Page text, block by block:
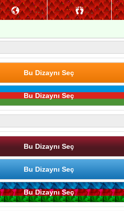
Bu Dizaynı Seç
Bu Dizaynı Seç
Bu Dizaynı Seç
Bu Dizaynı Seç
Bu Dizaynı Seç